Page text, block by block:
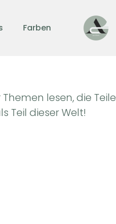
Farben
lesen, die
Teil dieser Welt!